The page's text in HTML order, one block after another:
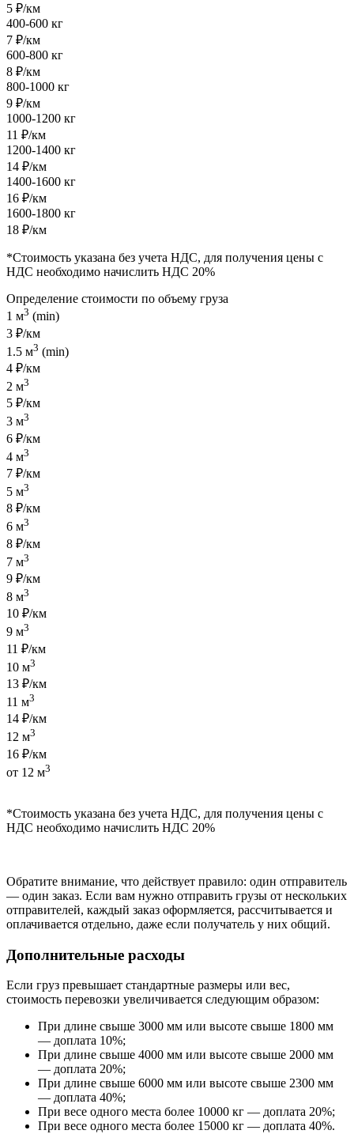
5 ₽/км
400-600 кг
7 ₽/км
600-800 кг
8 ₽/км
800-1000 кг
9 ₽/км
1000-1200 кг
11 ₽/км
1200-1400 кг
14 ₽/км
1400-1600 кг
16 ₽/км
1600-1800 кг
18 ₽/км
*Стоимость указана без учета НДС, для получения цены с
НДС необходимо начислить НДС 20%
Определение стоимости по объему груза
1 м3 (min)
3 ₽/км
1.5 м3 (min)
4 ₽/км
2 м3
5 ₽/км
3 м3
6 ₽/км
4 м3
7 ₽/км
5 м3
8 ₽/км
6 м3
8 ₽/км
7 м3
9 ₽/км
8 м3
10 ₽/км
9 м3
11 ₽/км
10 м3
13 ₽/км
11 м3
14 ₽/км
12 м3
16 ₽/км
от 12 м3
*Стоимость указана без учета НДС, для получения цены с
НДС необходимо начислить НДС 20%
Обратите внимание, что действует правило: один отправитель
— один заказ. Если вам нужно отправить грузы от нескольких
отправителей, каждый заказ оформляется, рассчитывается и
оплачивается отдельно, даже если получатель у них общий.
Дополнительные расходы
Если груз превышает стандартные размеры или вес,
стоимость перевозки увеличивается следующим образом:
При длине свыше 3000 мм или высоте свыше 1800 мм
— доплата 10%;
При длине свыше 4000 мм или высоте свыше 2000 мм
— доплата 20%;
При длине свыше 6000 мм или высоте свыше 2300 мм
— доплата 40%;
При весе одного места более 10000 кг — доплата 20%;
При весе одного места более 15000 кг — доплата 40%.